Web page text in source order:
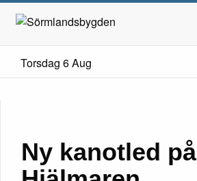
Torsdag 6 Aug
Ny kanotled på